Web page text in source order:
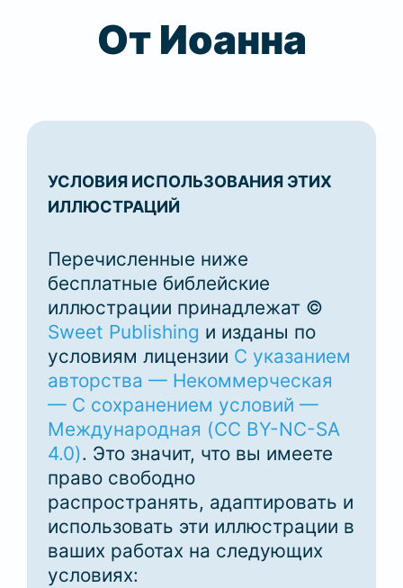
От Иоанна
УСЛОВИЯ ИСПОЛЬЗОВАНИЯ ЭТИХ
ИЛЛЮСТРАЦИЙ
Перечисленные ниже
бесплатные библейские
иллюстрации принадлежат ©
Sweet Publishing и изданы по
условиям лицензии С указанием
авторства — Некоммерческая
— С сохранением условий —
Международная (CC BY-NC-SA
4.0). Это значит, что вы имеете
право свободно
распространять, адаптировать и
использовать эти иллюстрации в
ваших работах на следующих
условиях: